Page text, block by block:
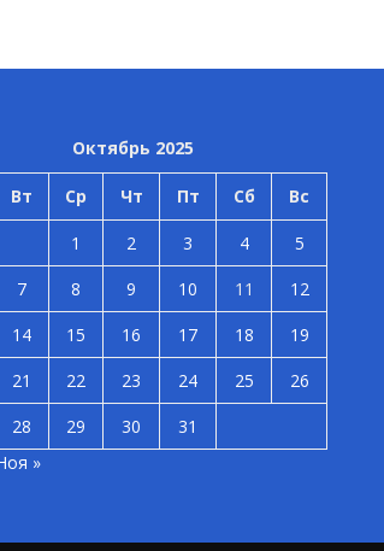
Октябрь 2025
Вт Ср Чт Пт Сб Вс
1 2 3 4
5
7 8 9 10 11
12
14 15 16 17 18
19
21 22 23 24 25
26
28 29 30
31
»